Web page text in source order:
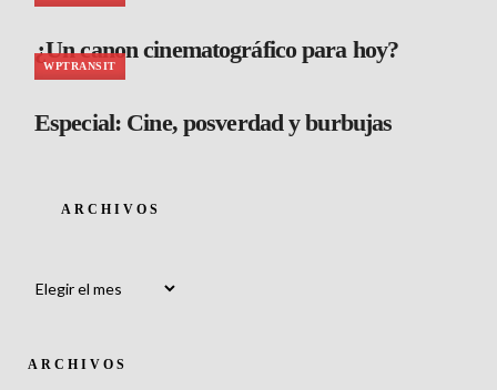
¿Un canon cinematográfico para hoy?
WPTRANSIT
Especial: Cine, posverdad y burbujas
ARCHIVOS
ARCHIVOS